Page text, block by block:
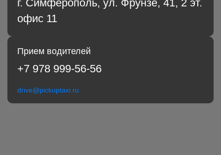
г. Симферополь, ул. Фрунзе, 41, 2 эт.
офис 11
Прием водителей
+7 978 999-56-56
drive@pickuptaxi.ru